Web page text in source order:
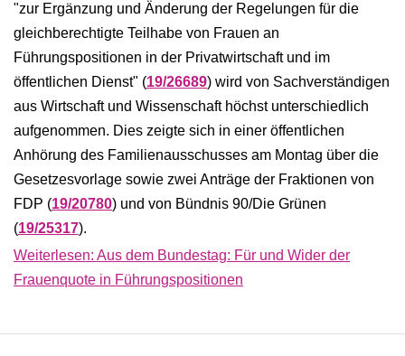
"zur Ergänzung und Änderung der Regelungen für die
gleichberechtigte Teilhabe von Frauen an
Führungspositionen in der Privatwirtschaft und im
öffentlichen Dienst" (19/26689) wird von Sachverständigen
aus Wirtschaft und Wissenschaft höchst unterschiedlich
aufgenommen. Dies zeigte sich in einer öffentlichen
Anhörung des Familienausschusses am Montag über die
Gesetzesvorlage sowie zwei Anträge der Fraktionen von
FDP (19/20780) und von Bündnis 90/Die Grünen
(19/25317).
Weiterlesen: Aus dem Bundestag: Für und Wider der
Frauenquote in Führungspositionen